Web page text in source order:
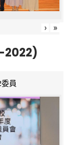
› »
2022)
員